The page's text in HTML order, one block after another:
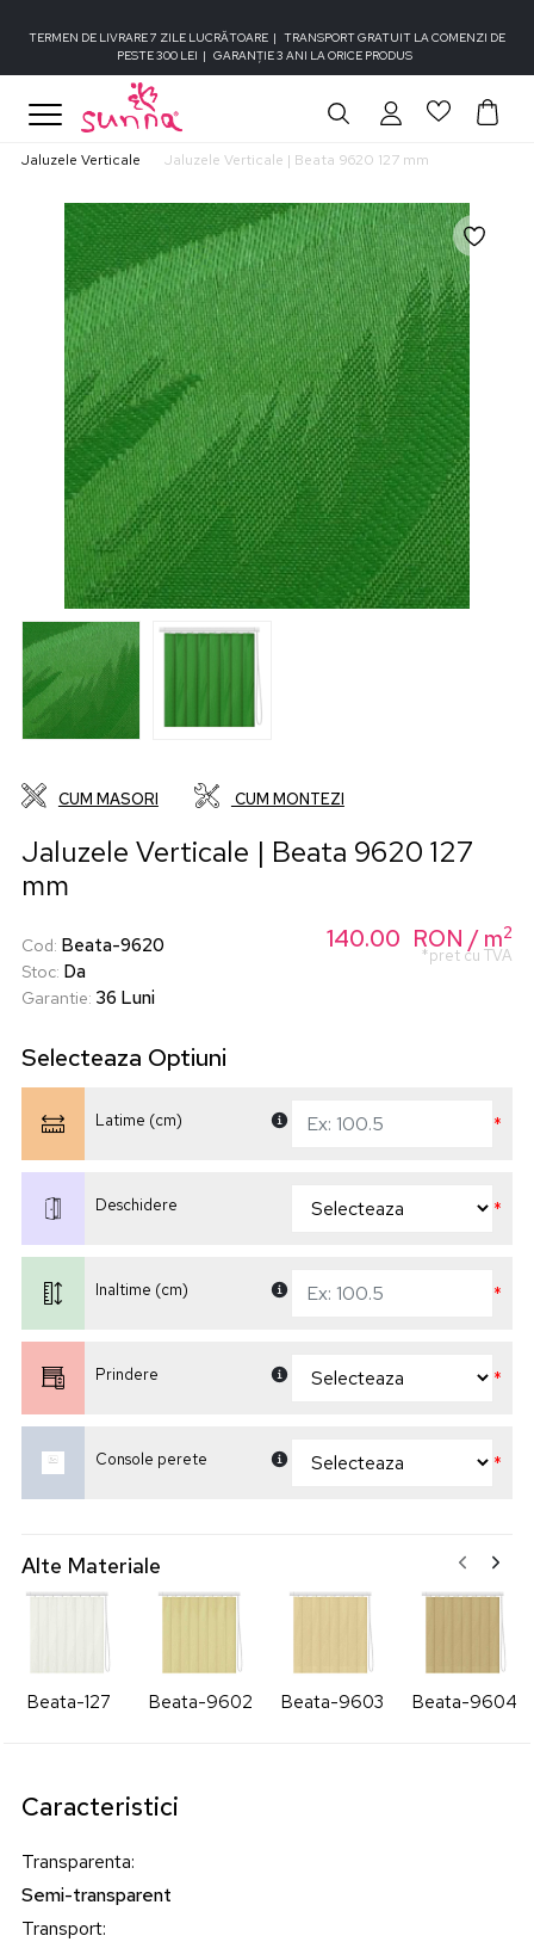
TERMEN DE LIVRARE 7 ZILE LUCRĂTOARE | TRANSPORT GRATUIT LA COMENZI DE
PESTE 300 LEI | GARANȚIE 3 ANI LA ORICE PRODUS
Jaluzele Verticale Jaluzele Verticale | Beata 9620 127 mm
CUM MASORI CUM MONTEZI
Jaluzele Verticale | Beata 9620 127
mm
Cod: Beata-9620
Stoc: Da
Garantie: 36 Luni
140.00 RON / m2
*pret cu TVA
Selecteaza Optiuni
Latime (cm) *
Deschidere *
Inaltime (cm) *
Prindere *
Console perete *
Alte Materiale
Beata-127 Beata-9602 Beata-9603 Beata-9604
Caracteristici
Transparenta:
Semi-transparent
Transport: